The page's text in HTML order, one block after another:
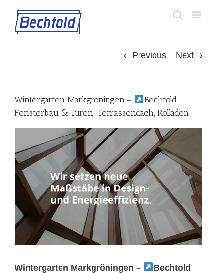
content
Previous Next
Wintergarten Markgröningen –
Bechtold
Fensterbau & Türen: Terrassendach, Rolladen
Wintergarten Markgröningen –
Bechtold